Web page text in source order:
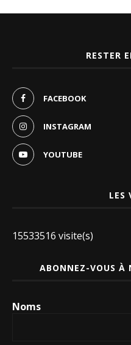
RESTER
FACEBOOK
INSTAGRAM
YOUTUBE
LES
15533516 visite(s)
ABONNEZ-VOUS À
Noms